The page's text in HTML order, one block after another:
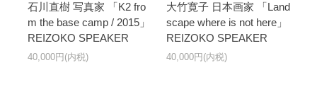
石川直樹 写真家 「K2 fro
m the base camp / 2015」
REIZOKO SPEAKER
40,000円(内税)
大竹寛子 日本画家 「Land
scape where is not here」
REIZOKO SPEAKER
40,000円(内税)